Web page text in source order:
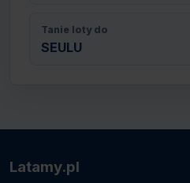
Tanie loty do
SEULU
Latamy.pl